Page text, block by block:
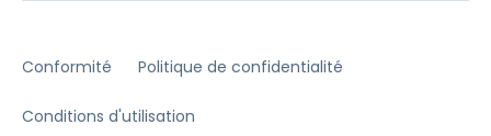
Conformité Politique de confidentialité
Conditions d'utilisation